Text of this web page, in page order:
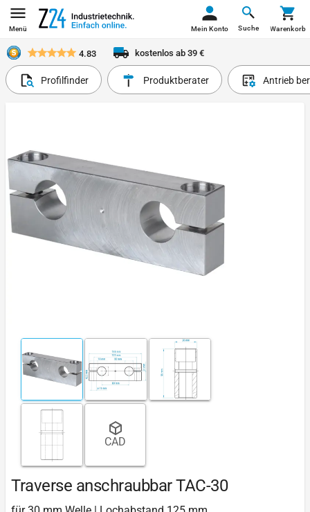
Menü Suche
Mein Konto Warenkorb
4.83 kostenlos ab 39 €
Profilfinder Produktberater Antrieb
CAD
Traverse anschraubbar TAC-30